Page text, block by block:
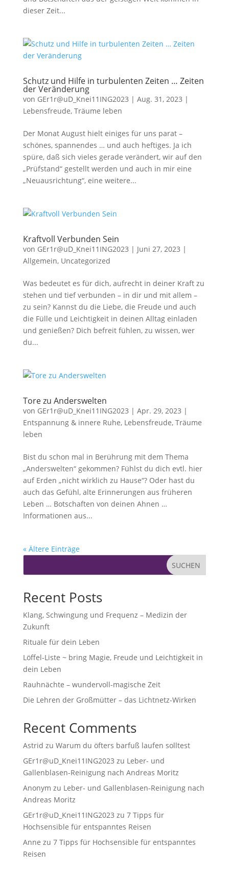
dieser Zeit...
Schutz und Hilfe in turbulenten Zeiten … Zeiten
der Veränderung
von GEr1r@uD_Knei11ING2023 | Aug. 31, 2023 |
Lebensfreude, Träume leben
Der Monat August hielt einiges für uns parat –
schönes, spannendes … und auch heftiges. Ja ich
spüre, daß sich vieles gerade verändert, wir auf den
„Prüfstand“ gestellt werden und auch in mir eine
„Neuausrichtung“, eine weitere...
Kraftvoll Verbunden Sein
von GEr1r@uD_Knei11ING2023 | Juni 27, 2023 |
Allgemein, Uncategorized
Was bedeutet es für dich, aufrecht in deiner Kraft zu
stehen und tief verbunden – in dir und mit allem –
zu sein? Kannst du die Liebe, die Freude und auch
die Fülle und Leichtigkeit in deinen Alltag einladen
und genießen? Dich befreit fühlen, zu wissen, wer
du...
Tore zu Anderswelten
von GEr1r@uD_Knei11ING2023 | Apr. 29, 2023 |
Entspannung & innere Ruhe, Lebensfreude, Träume
leben
Bist du schon mal in Berührung mit dem Thema
„Anderswelten“ gekommen? Fühlst du dich evtl. hier
auf Erden „nicht wirklich zu Hause“? Oder hast du
auch das Gefühl, alte Erinnerungen aus früheren
Leben … Botschaften von deinen Ahnen …
Informationen aus...
« Ältere Einträge
SUCHEN
Recent Posts
Klang, Schwingung und Frequenz – Medizin der
Zukunft
Rituale für dein Leben
Löffel-Liste ~ bring Magie, Freude und Leichtigkeit in
dein Leben
Rauhnächte – wundervoll-magische Zeit
Die Lehren der Großmütter – das Lichtnetz-Wirken
Recent Comments
Astrid zu Warum du öfters barfuß laufen solltest
GEr1r@uD_Knei11ING2023 zu Leber- und
Gallenblasen-Reinigung nach Andreas Moritz
Anonym zu Leber- und Gallenblasen-Reinigung nach
Andreas Moritz
GEr1r@uD_Knei11ING2023 zu 7 Tipps für
Hochsensible für entspanntes Reisen
Anne zu 7 Tipps für Hochsensible für entspanntes
Reisen